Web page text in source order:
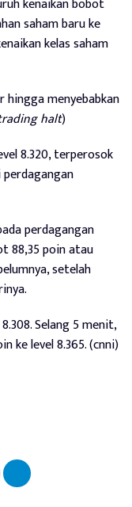
saham baru ke
kelas saham
hingga menyebabkan
halt)
8.320, terperosok
perdagangan
88,35 poin atau
setelah
Selang 5 menit,
ke level 8.365. (cnni)